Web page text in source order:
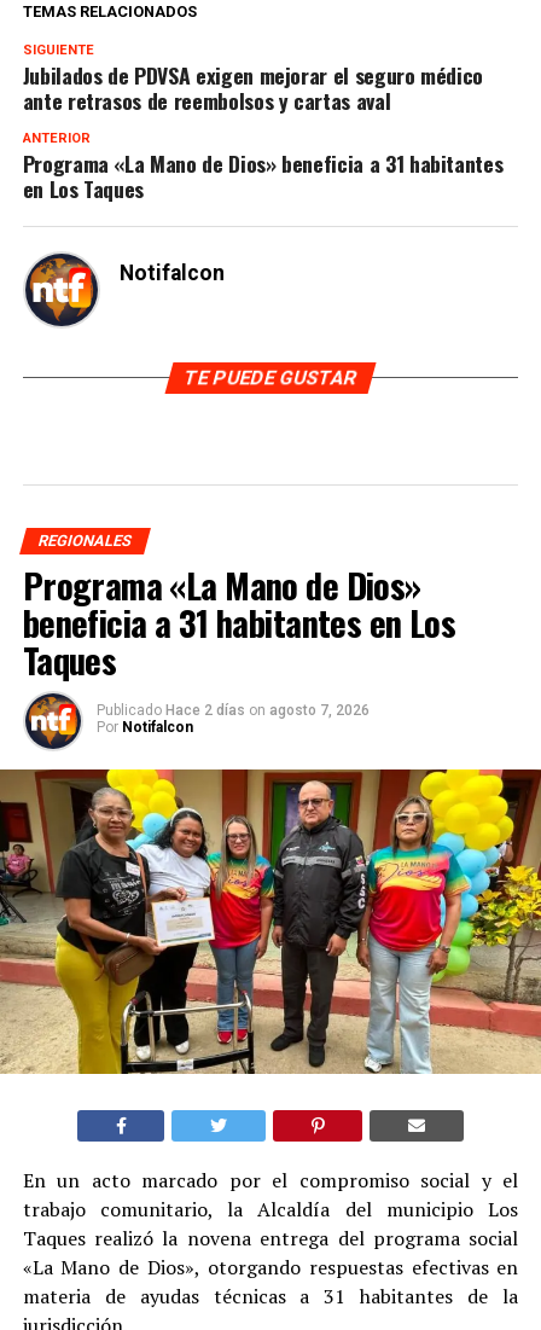
TEMAS RELACIONADOS
SIGUIENTE
Jubilados de PDVSA exigen mejorar el seguro médico
ante retrasos de reembolsos y cartas aval
ANTERIOR
Programa «La Mano de Dios» beneficia a 31 habitantes
en Los Taques
Notifalcon
TE PUEDE GUSTAR
REGIONALES
Programa «La Mano de Dios»
beneficia a 31 habitantes en Los
Taques
Publicado Hace 2 días on agosto 7, 2026
Por Notifalcon
En un acto marcado por el compromiso social y el
trabajo comunitario, la Alcaldía del municipio Los
Taques realizó la novena entrega del programa social
«La Mano de Dios», otorgando respuestas efectivas en
materia de ayudas técnicas a 31 habitantes de la